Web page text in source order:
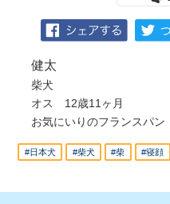
健太
柴犬
オス 12歳11ヶ月
お気にいりのフランスパン
#日本犬 #柴犬 #柴 #寝顔